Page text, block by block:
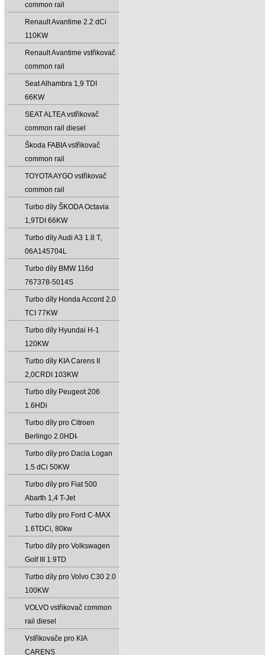
common rail
Renault Avantime 2.2 dCi
110KW
Renault Avantime vstřikovač
common rail
Seat Alhambra 1‚9 TDI
66KW
SEAT ALTEA vstřikovač
common rail diesel
Škoda FABIA vstřikovač
common rail
TOYOTA AYGO vstřikovač
common rail
Turbo díly ŠKODA Octavia
1‚9TDI 66KW
Turbo díly Audi A3 1.8 T‚
06A145704L
Turbo díly BMW 116d
767378-5014S
Turbo díly Honda Accord 2.0
TCI 77KW
Turbo díly Hyundai H-1
120KW
Turbo díly KIA Carens II
2‚0CRDI 103KW
Turbo díly Peugeot 206
1.6HDi
Turbo díly pro Citroen
Berlingo 2.0HDI̵
Turbo díly pro Dacia Logan
1.5 dCi 50KW
Turbo díly pro Fiat 500
Abarth 1‚4 T-Jet
Turbo díly pro Ford C-MAX
1.6TDCi‚ 80kw
Turbo díly pro Volkswagen
Golf III 1.9TD
Turbo díly pro Volvo C30 2.0
100KW
VOLVO vstřikovač common
rail diesel
Vstřikovače pro KIA
CARENS